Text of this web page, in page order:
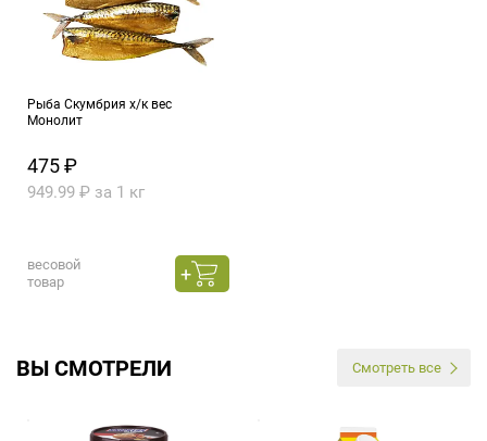
Рыба Скумбрия х/к вес
Монолит
475 ₽
949.99 ₽ за 1 кг
весовой
товар
ВЫ СМОТРЕЛИ Смотреть все